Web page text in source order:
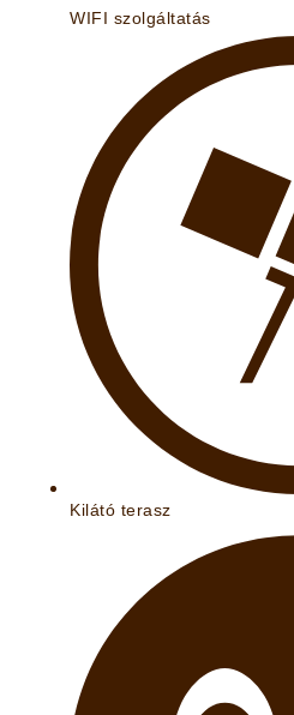
WIFI szolgáltatás
Kilátó terasz